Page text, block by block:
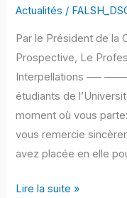
Actualités /
Par le Président de la
Prospective, Le
Interpellations –––
étudiants de
moment où vous
vous remercie
avez placée en elle
en
le
28
Juillet
2023
Lire la suite »